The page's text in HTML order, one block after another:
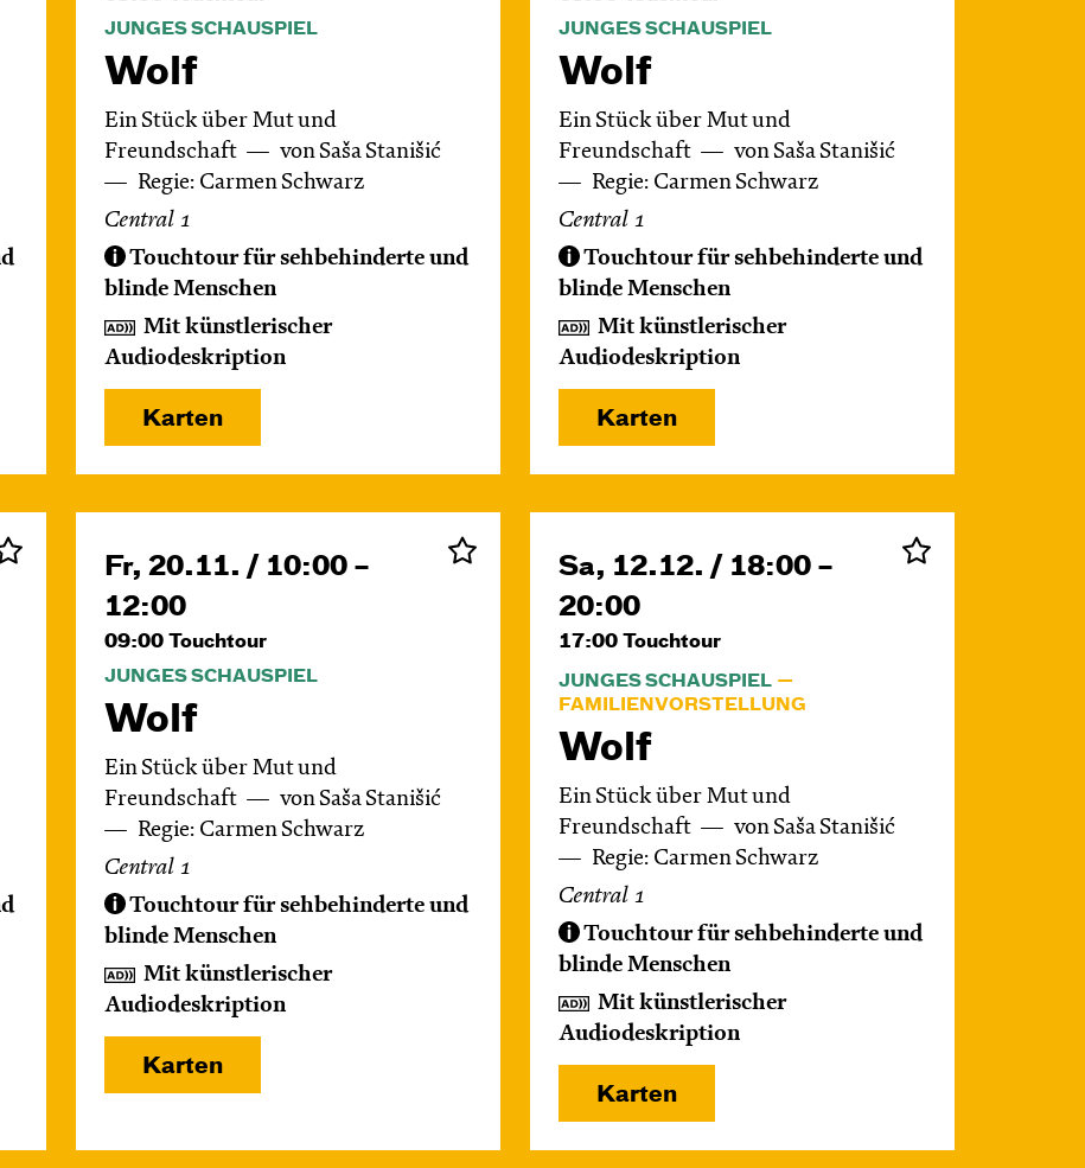
JUNGES SCHAUSPIEL
Wolf
Ein Stück über Mut und
Freundschaft
von Saša Stanišić
Regie: Carmen Schwarz
Central 1
Touchtour für sehbehinderte und
blinde Menschen
Mit künstlerischer
Audiodeskription
Karten
JUNGES SCHAUSPIEL
Wolf
Ein Stück über Mut und
Freundschaft
von Saša Stanišić
Regie: Carmen Schwarz
Central 1
Touchtour für sehbehinderte und
blinde Menschen
Mit künstlerischer
Audiodeskription
Karten
Fr, 20.11. / 10:00 –
12:00
09:00 Touchtour
JUNGES SCHAUSPIEL
Wolf
Ein Stück über Mut und
Freundschaft
von Saša Stanišić
Regie: Carmen Schwarz
Central 1
Touchtour für sehbehinderte und
blinde Menschen
Mit künstlerischer
Audiodeskription
Karten
Sa, 12.12. / 18:00 –
20:00
17:00 Touchtour
JUNGES SCHAUSPIEL
FAMILIENVORSTELLUNG
Wolf
Ein Stück über Mut und
Freundschaft
von Saša Stanišić
Regie: Carmen Schwarz
Central 1
Touchtour für sehbehinderte und
blinde Menschen
Mit künstlerischer
Audiodeskription
Karten